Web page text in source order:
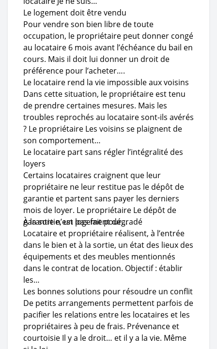
Le logement doit être vendu
Pour vendre son bien libre de toute
occupation, le propriétaire peut donner congé
au locataire 6 mois avant l’échéance du bail en
cours. Mais il doit lui donner un droit de
préférence pour l’acheter….
Le locataire rend la vie impossible aux voisins
Dans cette situation, le propriétaire est tenu
de prendre certaines mesures. Mais les
troubles reprochés au locataire sont-ils avérés
? Le propriétaire Les voisins se plaignent de
son comportement…
Le locataire part sans régler l’intégralité des
loyers
Certains locataires craignent que leur
propriétaire ne leur restitue pas le dépôt de
garantie et partent sans payer les derniers
mois de loyer. Le propriétaire Le dépôt de
garantie n’est pas fait pour…
À la sortie, un logement dégradé
Locataire et propriétaire réalisent, à l’entrée
dans le bien et à la sortie, un état des lieux des
équipements et des meubles mentionnés
dans le contrat de location. Objectif : établir
les…
Les bonnes solutions pour résoudre un conflit
De petits arrangements permettent parfois de
pacifier les relations entre les locataires et les
propriétaires à peu de frais. Prévenance et
courtoisie Il y a le droit… et il y a la vie. Même